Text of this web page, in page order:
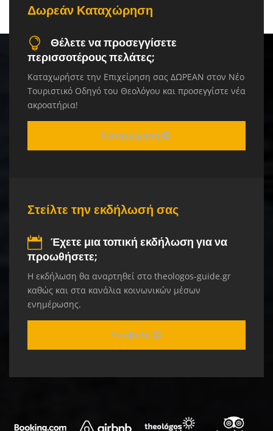
Δωρεάν Καταχώρηση
Θέλετε να προσεγγίσετε
περισσοτέρους πελάτες;
Καταχωρήστε την Επιχείρηση σας ΔΩΡΕΑΝ στον Νέο
Τουριστικό Οδηγό του Θεολόγου και προσεγγίστε νέα
ακροατήρια!
Καταχώρηση
Στείλτε την εκδήλωσή σας
Έχετε μια τοπική εκδήλωση για να
προωθήσετε;
Η εκδήλωση θα αναρτηθεί στο theologos-guide.gr
καθώς και στα κανάλια κοινωνικών μέσων
ενημέρωσης.
Υποβολή